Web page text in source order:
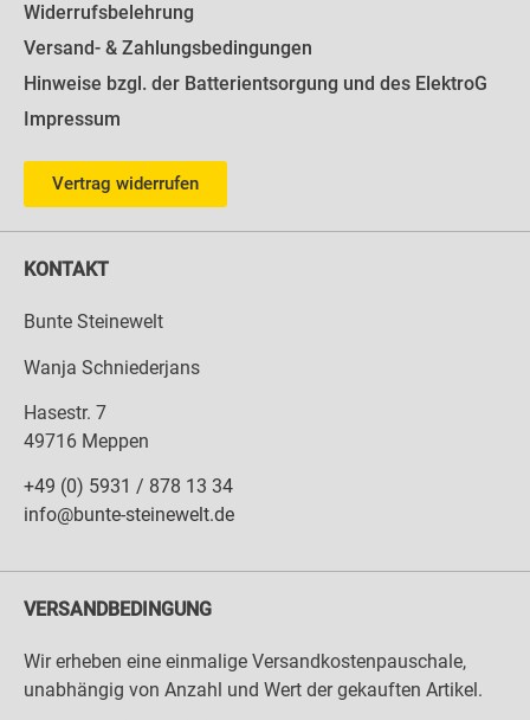
Widerrufsbelehrung
Versand- & Zahlungsbedingungen
Hinweise bzgl. der Batterientsorgung und des ElektroG
Impressum
Vertrag widerrufen
KONTAKT
Bunte Steinewelt
Wanja Schniederjans
Hasestr. 7
49716 Meppen
+49 (0) 5931 / 878 13 34
info@bunte-steinewelt.de
VERSANDBEDINGUNG
Wir erheben eine einmalige Versandkostenpauschale,
unabhängig von Anzahl und Wert der gekauften Artikel.